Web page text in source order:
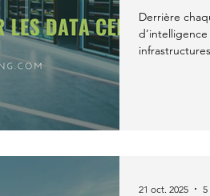
Derrière
21 oct. 2025 5